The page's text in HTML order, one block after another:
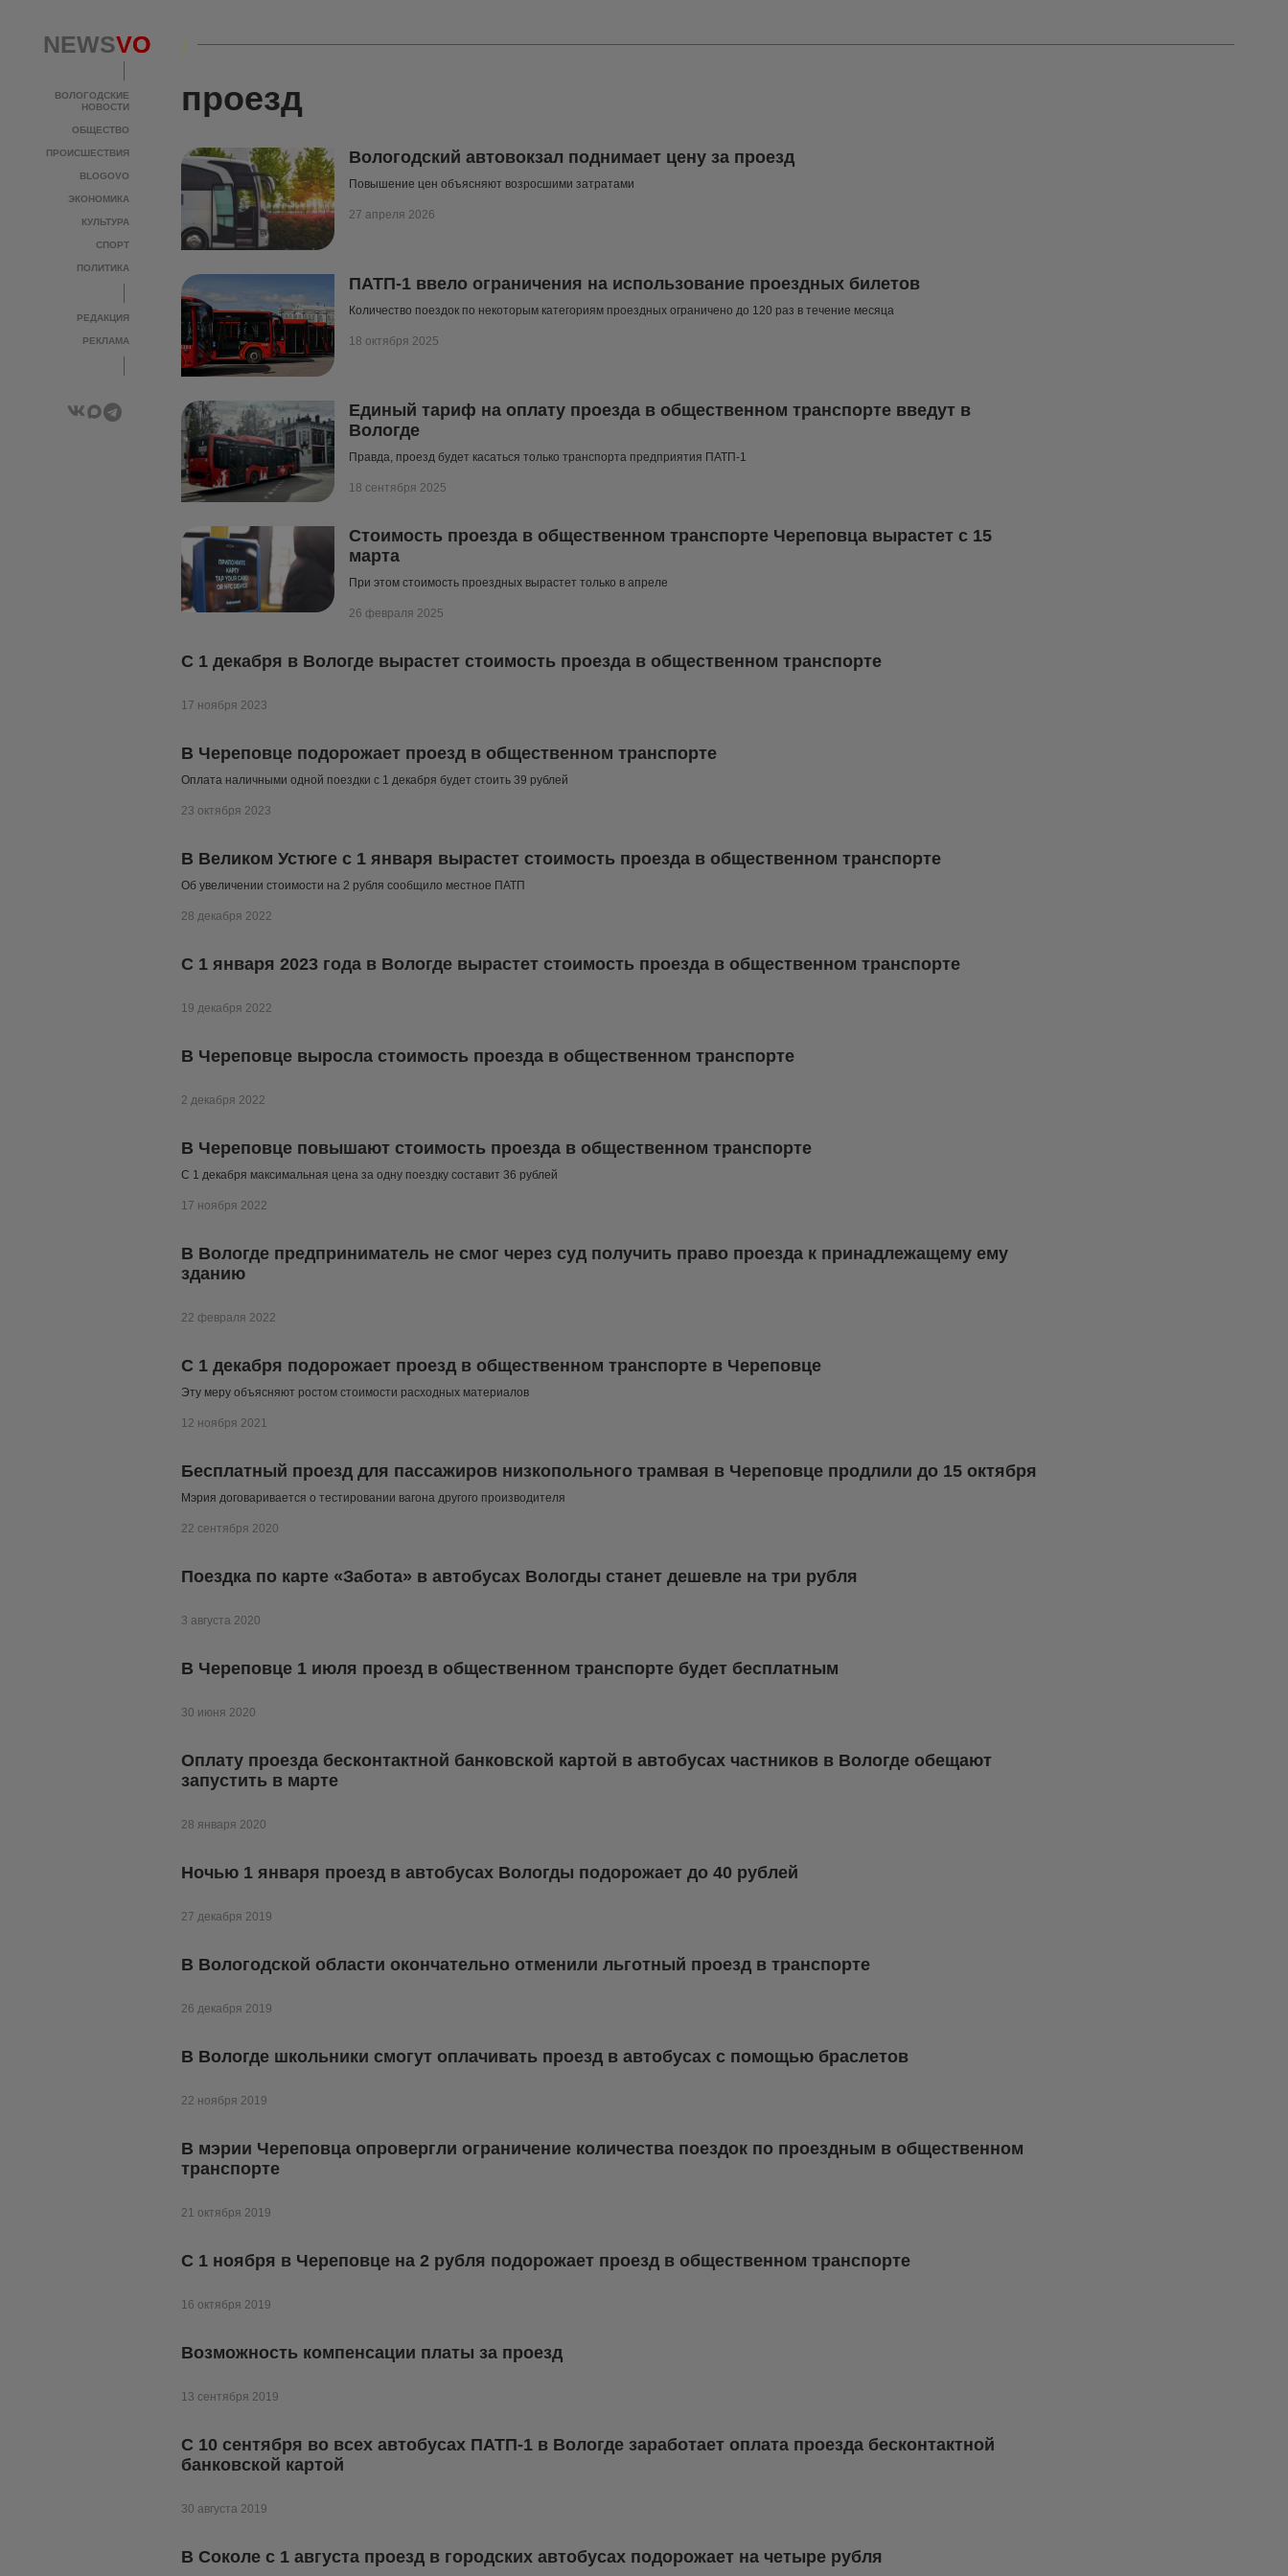
NEWSVO
ВОЛОГОДСКИЕ
НОВОСТИ
ОБЩЕСТВО
ПРОИСШЕСТВИЯ
BLOGOVO
ЭКОНОМИКА
КУЛЬТУРА
СПОРТ
ПОЛИТИКА
РЕДАКЦИЯ
РЕКЛАМА
NEWSVO
ВОЛОГОДСКИЕ
НОВОСТИ
ОБЩЕСТВО
ПРОИСШЕСТВИЯ
BLOGOVO
ЭКОНОМИКА
КУЛЬТУРА
СПОРТ
ПОЛИТИКА
РЕДАКЦИЯ
РЕКЛАМА
проезд
Вологодский автовокзал поднимает цену за проезд
Повышение цен объясняют возросшими затратами
27 апреля 2026
ПАТП-1 ввело ограничения на использование проездных билетов
Количество поездок по некоторым категориям проездных ограничено до 120 раз в течение месяца
18 октября 2025
Единый тариф на оплату проезда в общественном транспорте введут в
Вологде
Правда, проезд будет касаться только транспорта предприятия ПАТП-1
18 сентября 2025
Стоимость проезда в общественном транспорте Череповца вырастет с 15
марта
При этом стоимость проездных вырастет только в апреле
26 февраля 2025
С 1 декабря в Вологде вырастет стоимость проезда в общественном транспорте
17 ноября 2023
В Череповце подорожает проезд в общественном транспорте
Оплата наличными одной поездки с 1 декабря будет стоить 39 рублей
23 октября 2023
В Великом Устюге с 1 января вырастет стоимость проезда в общественном транспорте
Об увеличении стоимости на 2 рубля сообщило местное ПАТП
28 декабря 2022
C 1 января 2023 года в Вологде вырастет стоимость проезда в общественном транспорте
19 декабря 2022
В Череповце выросла стоимость проезда в общественном транспорте
2 декабря 2022
В Череповце повышают стоимость проезда в общественном транспорте
С 1 декабря максимальная цена за одну поездку составит 36 рублей
17 ноября 2022
В Вологде предприниматель не смог через суд получить право проезда к принадлежащему ему
зданию
22 февраля 2022
С 1 декабря подорожает проезд в общественном транспорте в Череповце
Эту меру объясняют ростом стоимости расходных материалов
12 ноября 2021
Бесплатный проезд для пассажиров низкопольного трамвая в Череповце продлили до 15 октября
Мэрия договаривается о тестировании вагона другого производителя
22 сентября 2020
Поездка по карте «Забота» в автобусах Вологды станет дешевле на три рубля
3 августа 2020
В Череповце 1 июля проезд в общественном транспорте будет бесплатным
30 июня 2020
Оплату проезда бесконтактной банковской картой в автобусах частников в Вологде обещают
запустить в марте
28 января 2020
Ночью 1 января проезд в автобусах Вологды подорожает до 40 рублей
27 декабря 2019
В Вологодской области окончательно отменили льготный проезд в транспорте
26 декабря 2019
В Вологде школьники смогут оплачивать проезд в автобусах с помощью браслетов
22 ноября 2019
В мэрии Череповца опровергли ограничение количества поездок по проездным в общественном
транспорте
21 октября 2019
С 1 ноября в Череповце на 2 рубля подорожает проезд в общественном транспорте
16 октября 2019
Возможность компенсации платы за проезд
13 сентября 2019
С 10 сентября во всех автобусах ПАТП-1 в Вологде заработает оплата проезда бесконтактной
банковской картой
30 августа 2019
В Соколе с 1 августа проезд в городских автобусах подорожает на четыре рубля